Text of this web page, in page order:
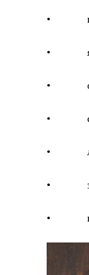
•
•
• олія
• сіль,
•
•
•